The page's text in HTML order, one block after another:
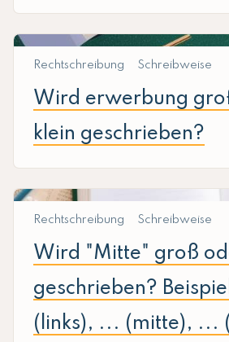
Rechtschreibung Schreibweise
Wird erwerbung
klein geschrieben?
Rechtschreibung Schreibweise
Wird "Mitte" groß
geschrieben?
(links), ... (mitte), ...